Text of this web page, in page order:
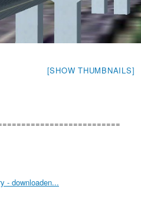
[SHOW THUMBNAILS]